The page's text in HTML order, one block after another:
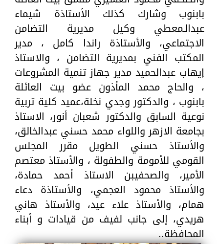
بابنوب وشارك كذلك الأستاذة شيماء
عبدالـمعطي وكيل مديرية التضامن
الاجتماعي، والأستاذة راندا كامل ، مدير
المكتب الفني بمديرية التضامن ، والاستاذ
إيهاب عبدالحميد مدير جهاز تنمية المشروعات
، والحاج محمد المأذون عضو بيت العائلة
بابنوب ، والدكتور وجدي نخلة،عميد كلية تربية
نوعية السابق والدكتور شعبان أنور، الاستاذ
بجامعة الازهر واللواء محمد حسني عبدالخالق،
والأستاذ حسني الطويل مقرر المجلس
القومي للأمومة والطفولة ، والأستاذ معتصم
الأمير، والصحفيبن الاستاذ أحمد حمادة،
والأستاذ محمود العجمي، والأستاذة دعاء
همام، والأستاذ علاء عيد، والأستاذ هاني
هريدي، إلى جانب لفيف من قيادات و أبناء
المحافظة..